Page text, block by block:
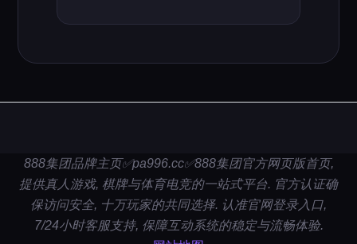
888集团品牌主页✅pa996.cc✅888集团官方网页版首页,
提供真人游戏, 棋牌与体育电竞的一站式平台. 官方认证确
保访问安全, 十万玩家的共同选择. 认准官网登录入口,
7/24小时客服支持, 保障互动系统的稳定与流畅体验.